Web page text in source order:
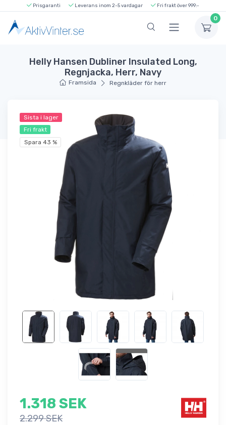
Prisgaranti Leverans inom 2-5 vardagar Fri frakt över 999:-
0
Helly Hansen Dubliner Insulated Long,
Regnjacka, Herr, Navy
Framsida Regnkläder för herr
Sista i lager
Fri frakt
Spara 43 %
1.318 SEK
2.299 SEK